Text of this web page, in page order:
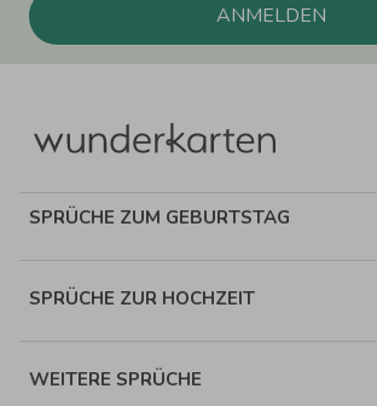
ANMELDEN
SPRÜCHE ZUM GEBURTSTAG
SPRÜCHE ZUR HOCHZEIT
WEITERE SPRÜCHE